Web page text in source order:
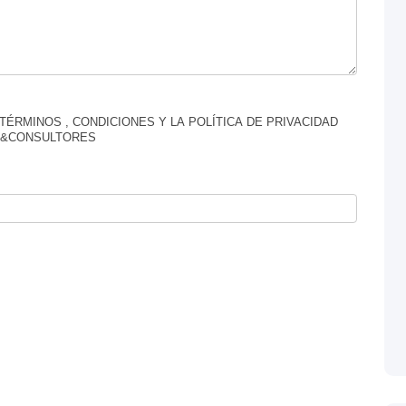
, CONDICIONES Y LA POLÍTICA DE PRIVACIDAD